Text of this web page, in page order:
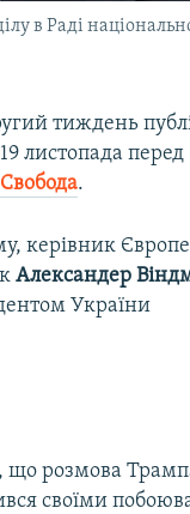
в Раді
тиждень
листопада перед
.
керівник
Александер
України
що розмова
своїми